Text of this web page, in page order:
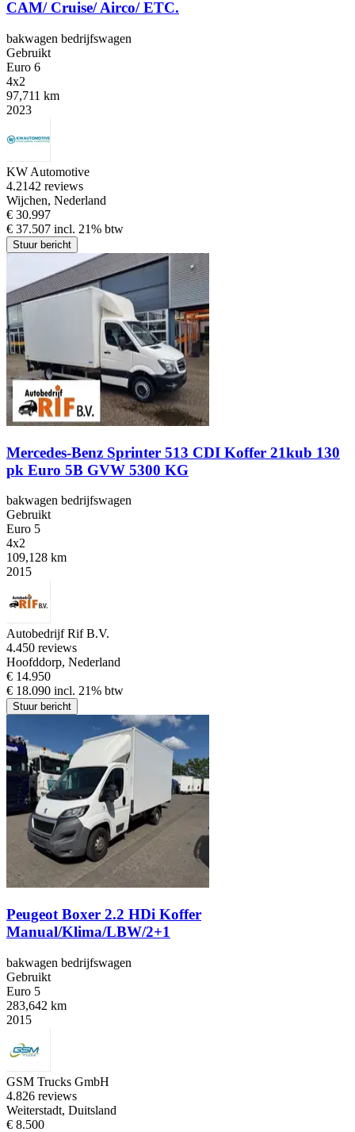
CAM/ Cruise/ Airco/ ETC.
bakwagen bedrijfswagen
Gebruikt
Euro 6
4x2
97,711 km
2023
KW Automotive
4.2142 reviews
Wijchen, Nederland
€ 30.997
€ 37.507 incl. 21% btw
Stuur bericht
Mercedes-Benz Sprinter 513 CDI Koffer 21kub 130
pk Euro 5B GVW 5300 KG
bakwagen bedrijfswagen
Gebruikt
Euro 5
4x2
109,128 km
2015
Autobedrijf Rif B.V.
4.450 reviews
Hoofddorp, Nederland
€ 14.950
€ 18.090 incl. 21% btw
Stuur bericht
Peugeot Boxer 2.2 HDi Koffer
Manual/Klima/LBW/2+1
bakwagen bedrijfswagen
Gebruikt
Euro 5
283,642 km
2015
GSM Trucks GmbH
4.826 reviews
Weiterstadt, Duitsland
€ 8.500